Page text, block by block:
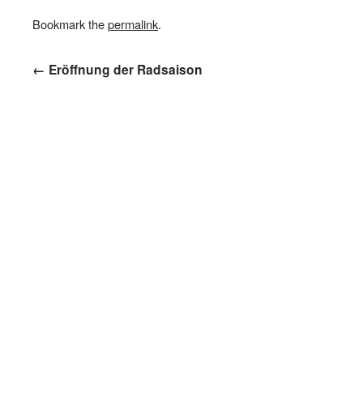
Bookmark thepermalink.
← Eröffnung der Radsaison